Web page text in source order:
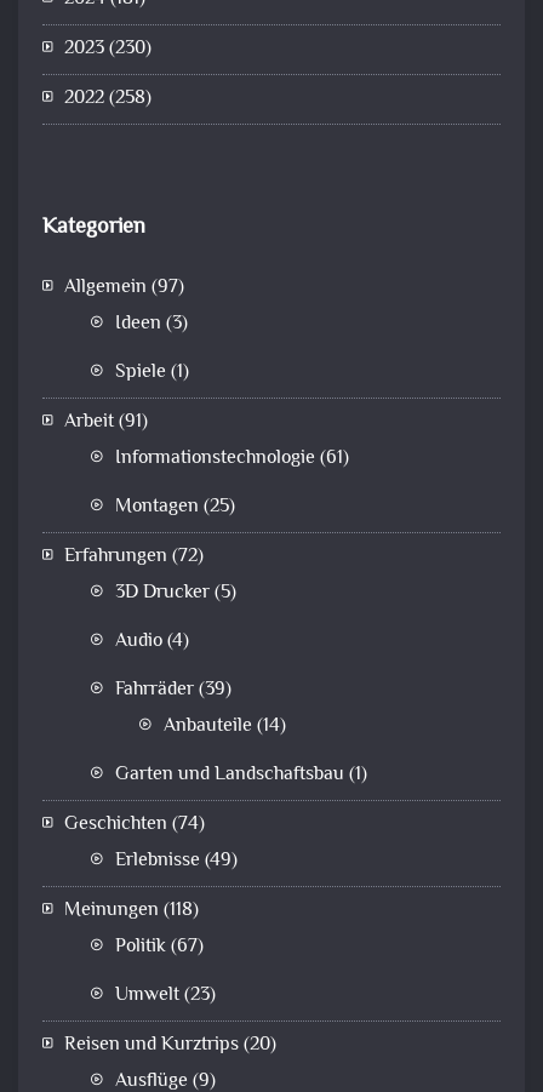
2023(230)
2022(258)
Kategorien
Allgemein (97)
Ideen (3)
Spiele (1)
Arbeit(91)
Informationstechnologie (61)
Montagen (25)
Erfahrungen (72)
3D Drucker(5)
Audio(4)
Fahrräder(39)
Anbauteile (14)
Garten und Landschaftsbau (1)
Geschichten (74)
Erlebnisse (49)
Meinungen (118)
Politik(67)
Umwelt(23)
Reisen und Kurztrips(20)
Ausflüge (9)